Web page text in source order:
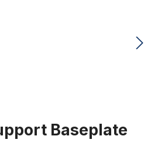
Baseplate